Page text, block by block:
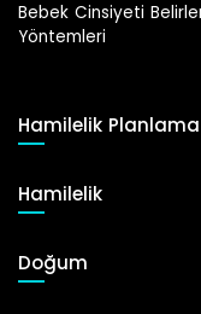
Etkileri Nelerdir?
Hamilelik Planlama
Hamilelik
Doğum